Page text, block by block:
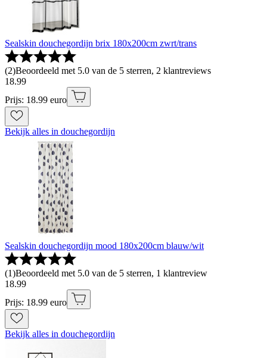
Sealskin douchegordijn brix 180x200cm zwrt/trans
(2)Beoordeeld met 5.0 van de 5 sterren, 2 klantreviews
18.99
Prijs: 18.99 euro
Bekijk alles in douchegordijn
Sealskin douchegordijn mood 180x200cm blauw/wit
(1)Beoordeeld met 5.0 van de 5 sterren, 1 klantreview
18.99
Prijs: 18.99 euro
Bekijk alles in douchegordijn